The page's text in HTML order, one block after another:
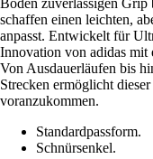
schaffen einen leichten,
anpasst. Entwickelt für
Innovation von adidas mit
Von Ausdauerläufen bis
Strecken ermöglicht
voranzukommen.
Standardpassform.
Schnürsenkel.